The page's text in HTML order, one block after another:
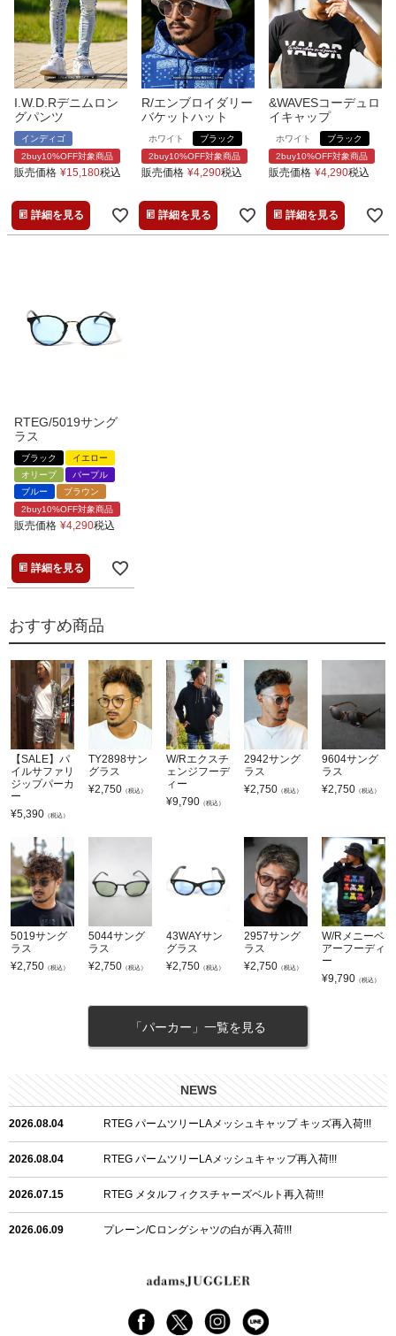
I.W.D.Rデニムロン
グパンツ
インディゴ
2buy10%OFF対象商品
販売価格 ¥15,180税込
詳細を見る
R/エンブロイダリー
バケットハット
ホワイト
ブラック
2buy10%OFF対象商品
販売価格 ¥4,290税込
詳細を見る
&WAVESコーデュロ
イキャップ
ホワイト
ブラック
2buy10%OFF対象商品
販売価格 ¥4,290税込
詳細を見る
RTEG/5019サング
ラス
ブラック
イエロー
オリーブ
パープル
ブルー
ブラウン
2buy10%OFF対象商品
販売価格 ¥4,290税込
詳細を見る
おすすめ商品
【SALE】パ
イルサファリ
ジップパーカ
ー
¥5,390 （税込）
TY2898サン
グラス
¥2,750 （税込）
W/Rエクスチ
ェンジフーデ
ィー
¥9,790 （税込）
2942サング
ラス
¥2,750 （税込）
9604サング
ラス
¥2,750 （税込）
5019サング
ラス
¥2,750 （税込）
5044サング
ラス
¥2,750 （税込）
43WAYサン
グラス
¥2,750 （税込）
2957サング
ラス
¥2,750 （税込）
W/Rメニーベ
アーフーディ
ー
¥9,790 （税込）
「パーカー」一覧を見る
NEWS
2026.08.04 RTEG パームツリーLAメッシュキャップ キッズ再入荷!!!
2026.08.04 RTEG パームツリーLAメッシュキャップ再入荷!!!
2026.07.15 RTEG メタルフィクスチャーズベルト再入荷!!!
2026.06.09 プレーン/Cロングシャツの白が再入荷!!!